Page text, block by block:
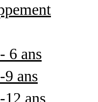
6 ans
9 ans
12 ans